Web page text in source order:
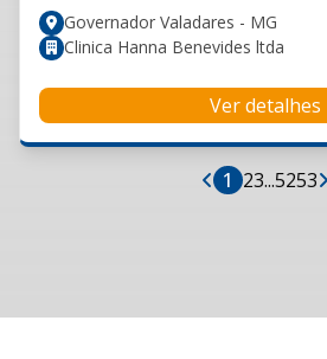
Governador Valadares - MG
Clinica Hanna Benevides ltda
Ver detalhes
1 23...5253